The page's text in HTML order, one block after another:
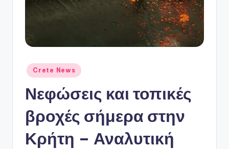
Αναρτήθηκε
σε
Crete News
Νεφώσεις και τοπικές
βροχές σήμερα στην
Κρήτη – Αναλυτική